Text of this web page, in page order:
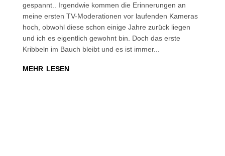
gespannt.. Irgendwie kommen die Erinnerungen an
meine ersten TV-Moderationen vor laufenden Kameras
hoch, obwohl diese schon einige Jahre zurück liegen
und ich es eigentlich gewohnt bin. Doch das erste
Kribbeln im Bauch bleibt und es ist immer...
mehr lesen